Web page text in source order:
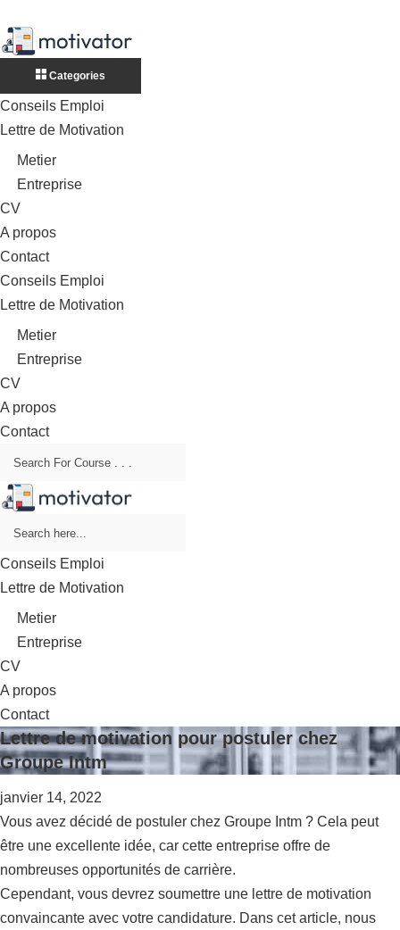
Categories
Conseils Emploi
Lettre de Motivation
Metier
Entreprise
CV
A propos
Contact
Conseils Emploi
Lettre de Motivation
Metier
Entreprise
CV
A propos
Contact
Conseils Emploi
Lettre de Motivation
Metier
Entreprise
CV
A propos
Contact
Lettre de motivation pour postuler chez
Groupe Intm
janvier 14, 2022
Vous avez décidé de postuler chez Groupe Intm ? Cela peut
être une excellente idée, car cette entreprise offre de
nombreuses opportunités de carrière.
Cependant, vous devrez soumettre une lettre de motivation
convaincante avec votre candidature. Dans cet article, nous